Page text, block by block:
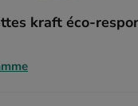
kraft éco-